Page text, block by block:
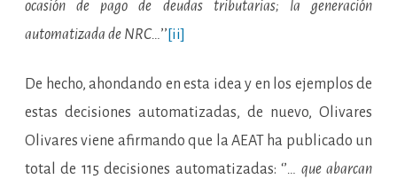
ocasión de pago de deudas tributarias; la generación
automatizada de NRC…’’ [ii]
De hecho, ahondando en esta idea y en los ejemplos de
estas decisiones automatizadas, de nuevo, Olivares
Olivares viene afirmando que la AEAT ha publicado un
total de 115 decisiones automatizadas: ‘’… que abarcan